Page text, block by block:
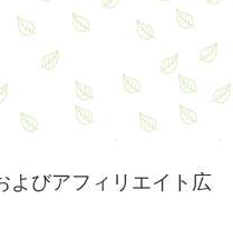
よびアフィリエイト広